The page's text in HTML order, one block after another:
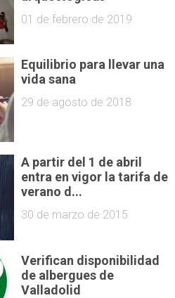
01 de febrero de 2019
Equilibrio para llevar una
vida sana
29 de agosto de 2018
A partir del 1 de abril
entra en vigor la tarifa de
verano d...
30 de marzo de 2015
Verifican disponibilidad
de albergues de
Valladolid